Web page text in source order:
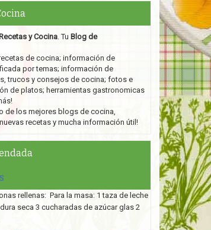
y Cocina. Tu Blog de
de cocina; información de
por temas; información de
trucos y consejos de cocina; fotos e
de platos; herramientas gastronomicas
de los mejores blogs de cocina,
recetas y mucha información útil!
rellenas: Para la masa: 1 taza de leche
seca 3 cucharadas de azúcar glas 2